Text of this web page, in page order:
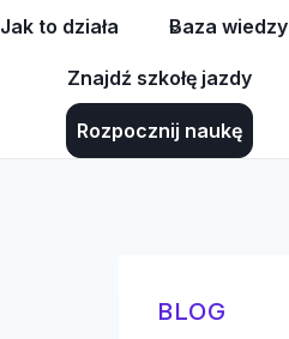
Jak to działa Baza wiedzy
Znajdź szkołę jazdy
Rozpocznij naukę
BLOG